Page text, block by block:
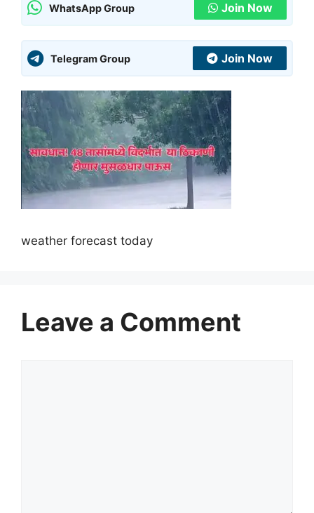
WhatsApp Group Join Now
Telegram Group Join Now
weather forecast today
Leave a Comment